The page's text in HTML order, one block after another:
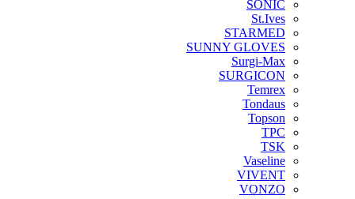
SONIC
St.Ives
STARMED
SUNNY GLOVES
Surgi-Max
SURGICON
Temrex
Tondaus
Topson
TPC
TSK
Vaseline
VIVENT
VONZO